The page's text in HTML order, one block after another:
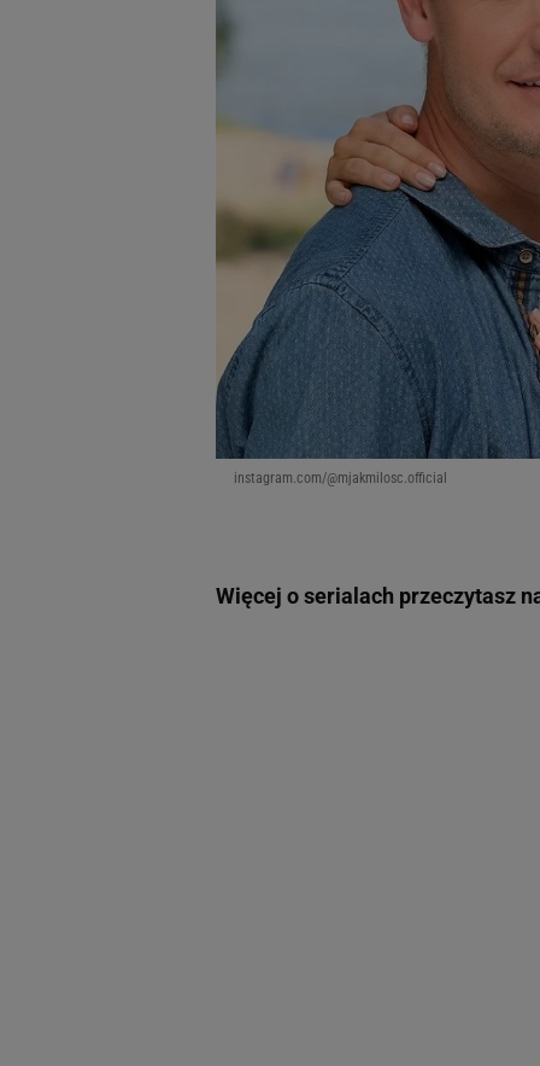
instagram.com/@mjakmilosc.official
Więcej o serialach przeczytasz